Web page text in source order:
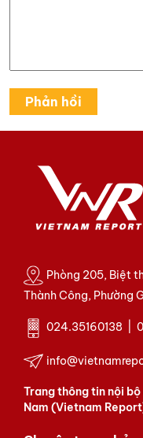
Phòng 205, Biệt
Thành Công, Phường
024.35160138 |
Trang thông tin nội
Nam (Vietnam